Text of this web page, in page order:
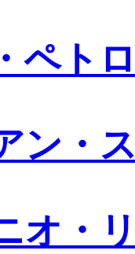
ペト
ン・
オ・